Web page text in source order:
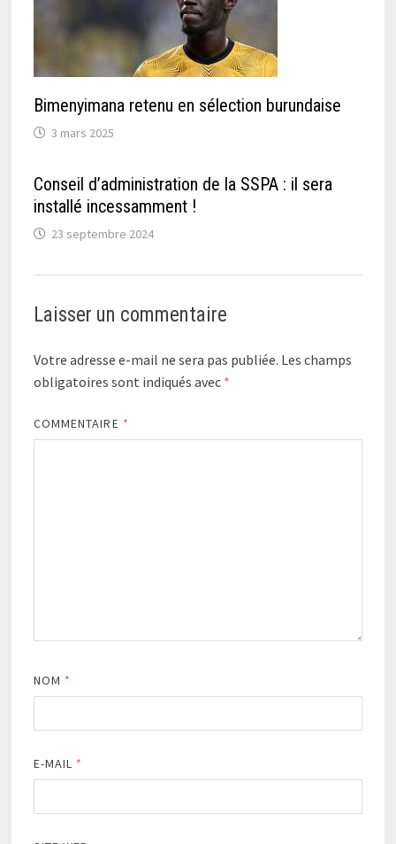
Bimenyimana retenu en sélection burundaise
3 mars 2025
Conseil d’administration de la SSPA : il sera
installé incessamment !
23 septembre 2024
Laisser un commentaire
Votre adresse e-mail ne sera pas publiée. Les champs
obligatoires sont indiqués avec *
COMMENTAIRE *
NOM *
E-MAIL *